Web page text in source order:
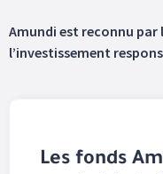
Amundi est reconnu
l’investissement
Les fonds